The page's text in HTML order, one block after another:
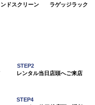
ドスクリーン ​ラゲッジラック
STEP2
​レンタル当日店頭へご来店
STEP4